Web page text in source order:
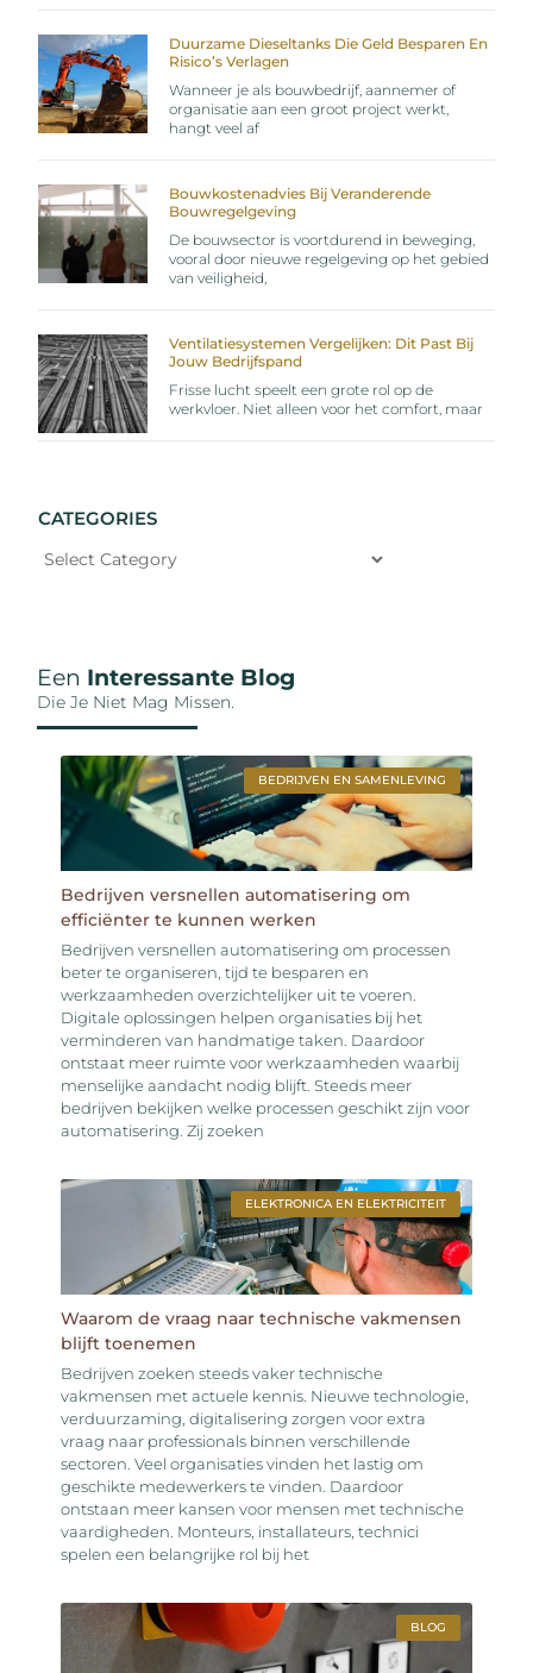
Duurzame Dieseltanks Die Geld Besparen En
Risico’s Verlagen
Wanneer je als bouwbedrijf, aannemer of
organisatie aan een groot project werkt,
hangt veel af
Bouwkostenadvies Bij Veranderende
Bouwregelgeving
De bouwsector is voortdurend in beweging,
vooral door nieuwe regelgeving op het gebied
van veiligheid,
Ventilatiesystemen Vergelijken: Dit Past Bij
Jouw Bedrijfspand
Frisse lucht speelt een grote rol op de
werkvloer. Niet alleen voor het comfort, maar
CATEGORIES
Een Interessante Blog
Die Je Niet Mag Missen.
BEDRIJVEN EN SAMENLEVING
Bedrijven versnellen automatisering om
efficiënter te kunnen werken
Bedrijven versnellen automatisering om processen
beter te organiseren, tijd te besparen en
werkzaamheden overzichtelijker uit te voeren.
Digitale oplossingen helpen organisaties bij het
verminderen van handmatige taken. Daardoor
ontstaat meer ruimte voor werkzaamheden waarbij
menselijke aandacht nodig blijft. Steeds meer
bedrijven bekijken welke processen geschikt zijn voor
automatisering. Zij zoeken
ELEKTRONICA EN ELEKTRICITEIT
Waarom de vraag naar technische vakmensen
blijft toenemen
Bedrijven zoeken steeds vaker technische
vakmensen met actuele kennis. Nieuwe technologie,
verduurzaming, digitalisering zorgen voor extra
vraag naar professionals binnen verschillende
sectoren. Veel organisaties vinden het lastig om
geschikte medewerkers te vinden. Daardoor
ontstaan meer kansen voor mensen met technische
vaardigheden. Monteurs, installateurs, technici
spelen een belangrijke rol bij het
BLOG